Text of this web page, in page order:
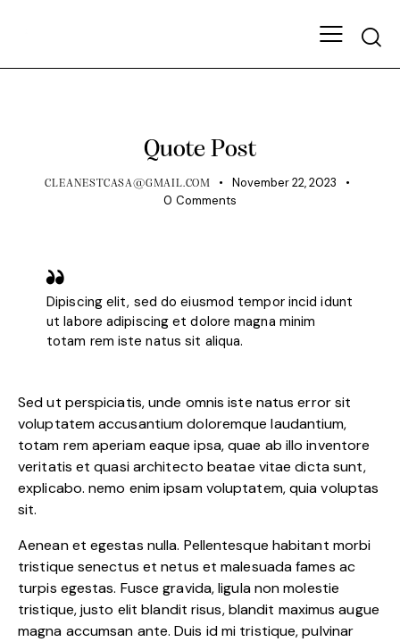
Quote Post
CLEANESTCASA@GMAIL.COM
November 22, 2023
0 Comments
Dipiscing elit, sed do eiusmod tempor incid idunt
ut labore adipiscing et dolore magna minim
totam rem iste natus sit aliqua.
Sed ut perspiciatis, unde omnis iste natus error sit
voluptatem accusantium doloremque laudantium,
totam rem aperiam eaque ipsa, quae ab illo inventore
veritatis et quasi architecto beatae vitae dicta sunt,
explicabo. nemo enim ipsam voluptatem, quia voluptas
sit.
Aenean et egestas nulla. Pellentesque habitant morbi
tristique senectus et netus et malesuada fames ac
turpis egestas. Fusce gravida, ligula non molestie
tristique, justo elit blandit risus, blandit maximus augue
magna accumsan ante. Duis id mi tristique, pulvinar